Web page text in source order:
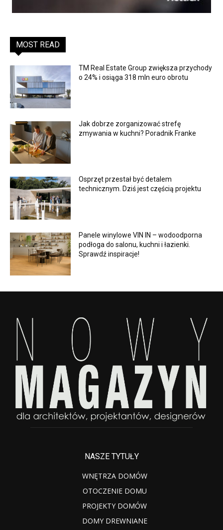
MOST READ
TM Real Estate Group zwiększa przychody
o 24% i osiąga 318 mln euro obrotu
Jak dobrze zorganizować strefę
zmywania w kuchni? Poradnik Franke
Osprzęt przestał być detalem
technicznym. Dziś jest częścią projektu
Panele winylowe VIN IN – wodoodporna
podłoga do salonu, kuchni i łazienki.
Sprawdź inspiracje!
NASZE TYTUŁY
WNĘTRZA DOMÓW
OTOCZENIE DOMU
PROJEKTY DOMÓW
DOMY DREWNIANE